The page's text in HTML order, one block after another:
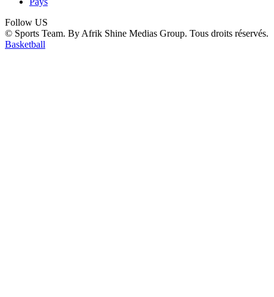
Follow US
© Sports Team. By Afrik Shine Medias Group. Tous droits réservés.
Basketball